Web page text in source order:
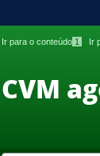
Ir para o conteúdo 1 Ir
CVM